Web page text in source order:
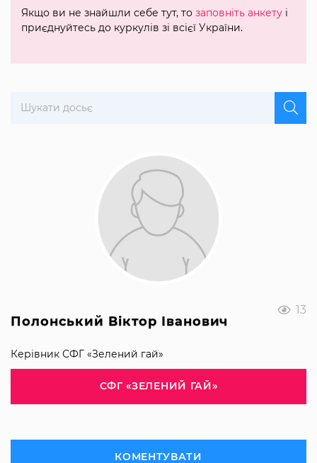
13
Полонський Віктор Іванович
Керівник СФГ «Зелений гай»
СФГ «ЗЕЛЕНИЙ ГАЙ»
КОМЕНТУВАТИ
Якщо ви не знайшли себе тут, то заповніть анкету і
приєднуйтесь до куркулів зі всієї України.